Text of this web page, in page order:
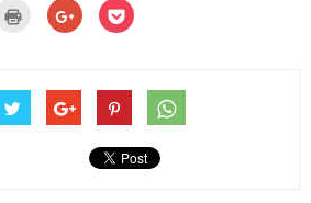
Kliknij
wydrukować(Otwiera
oknie)
Click
to
share
się
w
nowym
oknie)
Click
to
w
nowym
oknie)